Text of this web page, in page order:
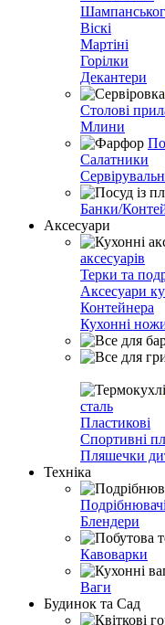
Віскі
Мартіні
Горілки
Декантери
Столові
Млини
Салатники
Банки/
Аксесуари
аксесуарів
Терки та
Аксесуари
Контейнера
Кухонні
сталь
Пластикові
Спортивні
Пляшечки
Техніка
Подрібнювачі
Блендери
Кавоварки
Ваги
Будинок та Сад